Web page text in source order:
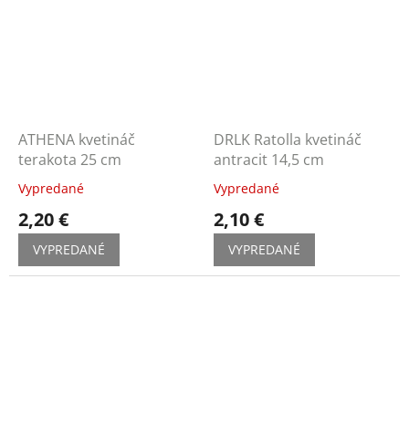
ATHENA kvetináč
terakota 25 cm
Vypredané
2,20 €
VYPREDANÉ
DRLK Ratolla kvetináč
antracit 14,5 cm
Vypredané
2,10 €
VYPREDANÉ